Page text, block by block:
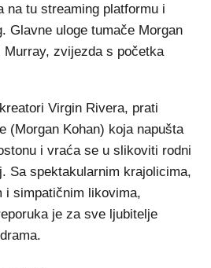
na tu streaming platformu i
Glavne uloge tumače Morgan
Murray, zvijezda s početka
Virgin Rivera, prati
(Morgan Kohan) koja napušta
i vraća se u slikoviti rodni
Sa spektakularnim krajolicima,
i simpatičnim likovima,
je za sve ljubitelje